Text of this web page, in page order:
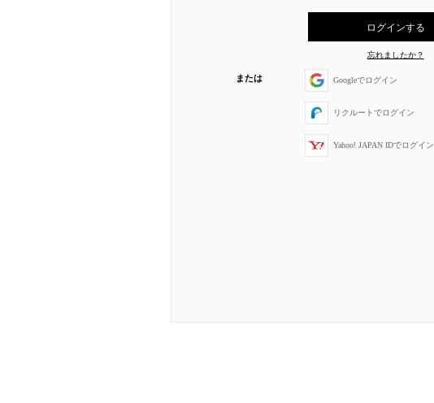
忘れましたか？
または Googleでログイン
リクルートでログイン
Yahoo! JAPAN IDでログイン